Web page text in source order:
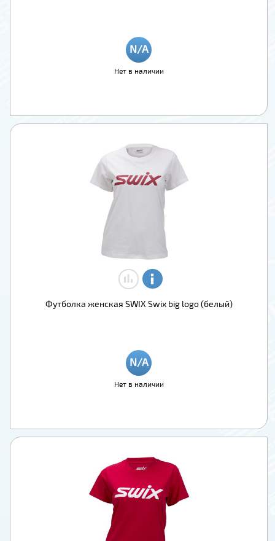
Нет в наличии
Футболка женская SWIX Swix big logo (белый)
Нет в наличии